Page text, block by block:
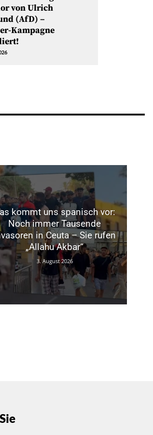
von Ulrich
(AfD) –
Kampagne
kommt uns spanisch vor:
Noch immer Tausende
in Ceuta – Sie rufen
„Allahu Akbar“
3. August 2026